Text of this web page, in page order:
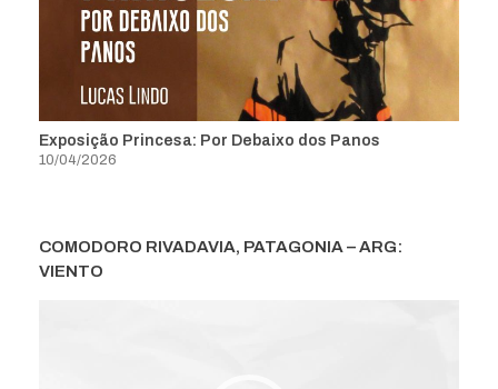
Exposição Princesa: Por Debaixo dos Panos
10/04/2026
COMODORO RIVADAVIA, PATAGONIA – ARG:
VIENTO